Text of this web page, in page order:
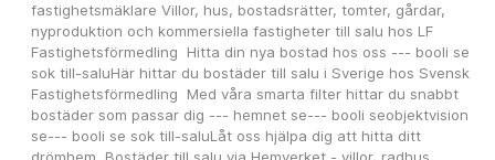
fastighetsmäklare Villor, hus, bostadsrätter, tomter, gårdar,
nyproduktion och kommersiella fastigheter till salu hos LF
Fastighetsförmedling  Hitta din nya bostad hos oss --- booli se
sok till-saluHär hittar du bostäder till salu i Sverige hos Svensk
Fastighetsförmedling  Med våra smarta filter hittar du snabbt
bostäder som passar dig --- hemnet se--- booli seobjektvision
se--- booli se sok till-saluLåt oss hjälpa dig att hitta ditt